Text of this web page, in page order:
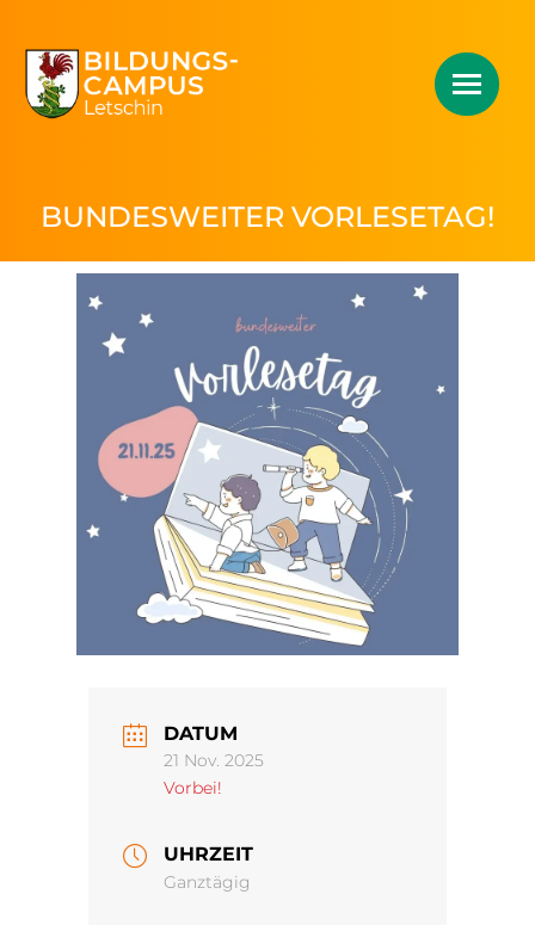
BUNDESWEITER VORLESETAG!
DATUM
21 Nov. 2025
Vorbei!
UHRZEIT
Ganztägig